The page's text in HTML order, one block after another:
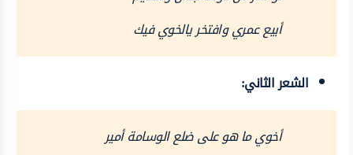
أبيع عمري وافتخر يالخوي فيك
الشعر الثاني:
أخوي ما هو على ضلع الوسامة أمير